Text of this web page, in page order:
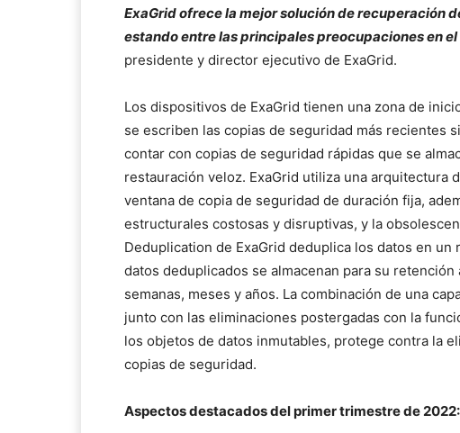
ExaGrid ofrece la mejor solución de recuperación
estando entre las principales preocupaciones en el
presidente y director ejecutivo de ExaGrid.
Los dispositivos de ExaGrid tienen una zona de
se escriben las copias de seguridad más recientes
contar con copias de seguridad rápidas que se
restauración veloz. ExaGrid utiliza una arquitectura
ventana de copia de seguridad de duración fija,
estructurales costosas y disruptivas, y la
Deduplication de ExaGrid deduplica los datos en
datos deduplicados se almacenan para su
semanas, meses y años. La combinación de una
junto con las eliminaciones postergadas con la
los objetos de datos inmutables, protege contra la
copias de seguridad.
Aspectos destacados del primer trimestre de 2022: